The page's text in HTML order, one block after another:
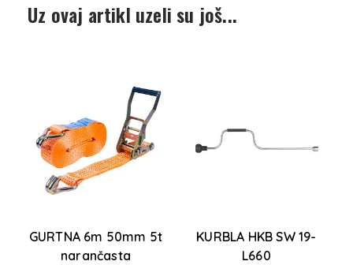
Uz ovaj artikl uzeli su još...
GURTNA 6m 50mm 5t
narančasta
KURBLA HKB SW 19-
L660